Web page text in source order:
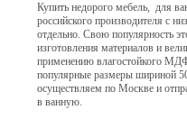
Купить недорого мебель, для
российского производителя с
отдельно. Свою популярность
изготовления материалов и
применению влагостойкого
популярные размеры шириной
осуществляем по Москве и
в ванную.